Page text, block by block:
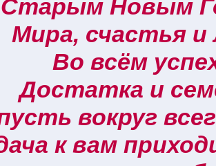
Новым
Мира, счастья
Во всём
Достатка и
вокруг
к вам